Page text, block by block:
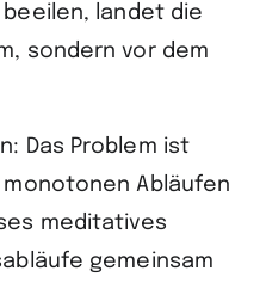
landet die
sondern vor dem
Das Problem ist
Abläufen
meditatives
gemeinsam